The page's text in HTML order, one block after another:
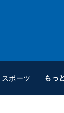
スポーツ もっ